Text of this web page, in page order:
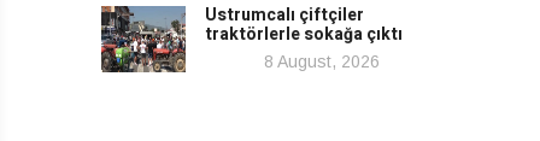
Ustrumcalı çiftçiler
traktörlerle sokağa çıktı
8 August, 2026